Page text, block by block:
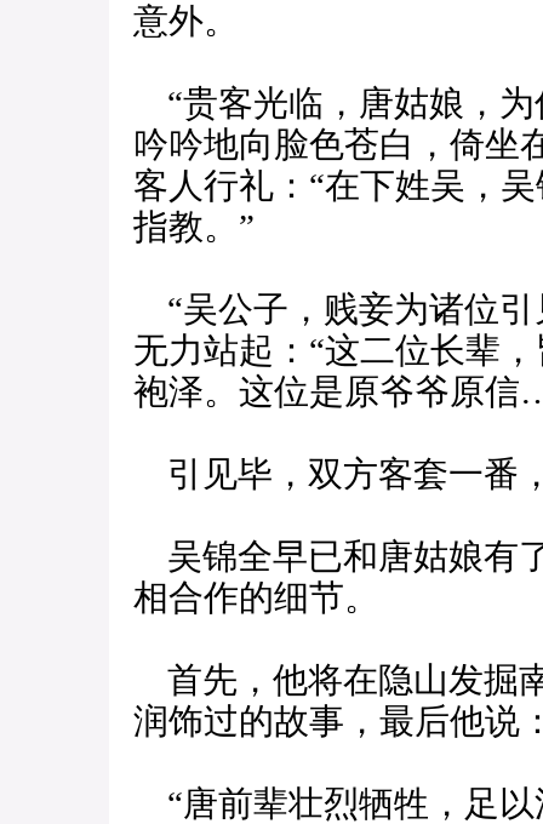
意外。
“贵客光临，唐姑娘，为
吟吟地向脸色苍白，倚坐
客人行礼：“在下姓吴，
指教。”
“吴公子，贱妾为诸位引
无力站起：“这二位长辈
袍泽。这位是原爷爷原
引见毕，双方客套一番
吴锦全早已和唐姑娘有
相合作的细节。
首先，他将在隐山发掘
润饰过的故事，最后他说
“唐前辈壮烈牺牲，足